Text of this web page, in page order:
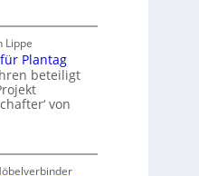
Lippe
Plantag
beteiligt
von